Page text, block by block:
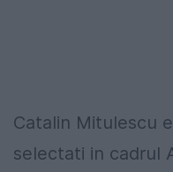
Catalin Mitulescu
selectati in cadrul